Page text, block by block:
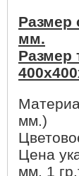
Размер
мм.
Размер
мм.)
Цена
мм. 1